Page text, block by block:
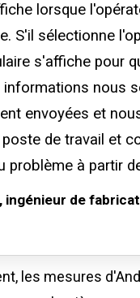
lorsque
S'il sélectionne
s'affiche pour
informations nous
envoyées et
de travail et
problème à partir
ingénieur de
les mesures